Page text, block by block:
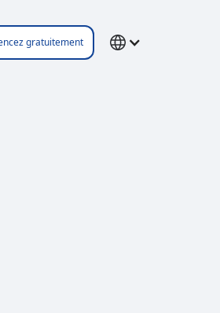
gratuitement